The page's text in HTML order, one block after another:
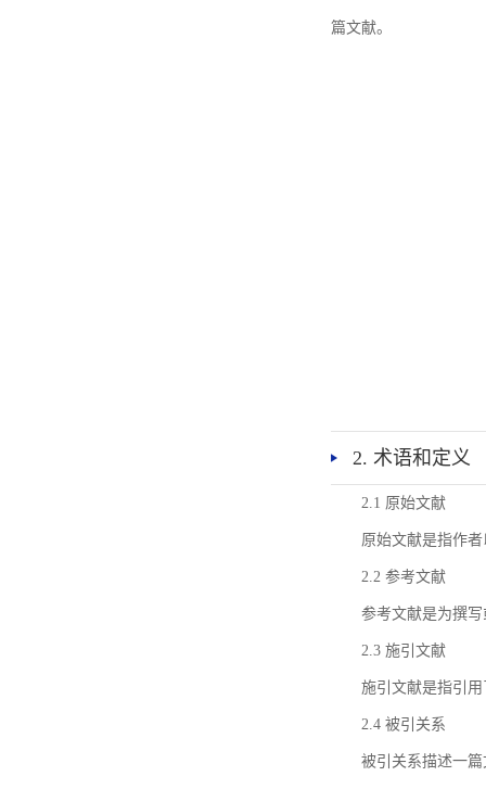
篇文献。
2. 术语和定义
2.1 原始文献
原始文献是指作
2.2 参考文献
参考文献是为撰
2.3 施引文献
施引文献是指引
2.4 被引关系
被引关系描述一